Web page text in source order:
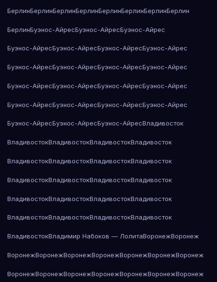
БерлинБерлинБерлинБерлинБерлинБерлинБерлинБерлин
БерлинБуэнос-АйресБуэнос-АйресБуэнос-Айрес
Буэнос-АйресБуэнос-АйресБуэнос-АйресБуэнос-Айрес
Буэнос-АйресБуэнос-АйресБуэнос-АйресБуэнос-Айрес
Буэнос-АйресБуэнос-АйресБуэнос-АйресБуэнос-Айрес
Буэнос-АйресБуэнос-АйресБуэнос-АйресБуэнос-Айрес
Буэнос-АйресБуэнос-АйресБуэнос-АйресВладивосток
ВладивостокВладивостокВладивостокВладивосток
ВладивостокВладивостокВладивостокВладивосток
ВладивостокВладивостокВладивостокВладивосток
ВладивостокВладивостокВладивостокВладивосток
ВладивостокВладивостокВладивостокВладивосток
ВладивостокВладимир Набоков — ЛолитаВоронежВоронеж
ВоронежВоронежВоронежВоронежВоронежВоронежВоронеж
ВоронежВоронежВоронежВоронежВоронежВоронежВоронеж